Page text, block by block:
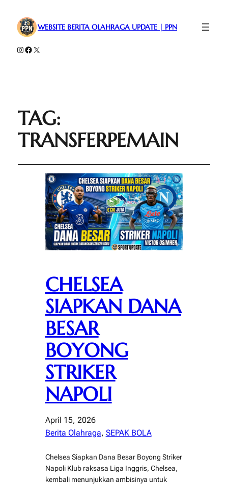
WEBSITE BERITA OLAHRAGA UPDATE | PPN
Instagram
Facebook
X
TAG:
TRANSFERPEMAIN
CHELSEA
SIAPKAN DANA
BESAR
BOYONG
STRIKER
NAPOLI
April 15, 2026
Berita Olahraga, SEPAK BOLA
Chelsea Siapkan Dana Besar Boyong Striker
Napoli Klub raksasa Liga Inggris, Chelsea,
kembali menunjukkan ambisinya untuk